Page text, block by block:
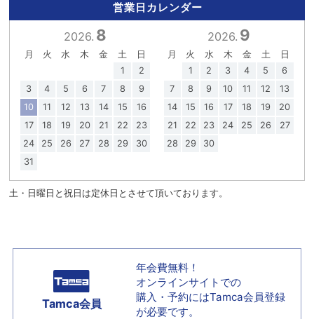
営業日カレンダー
2026. 8
月 火 水 木 金 土
日
1
2
3
4 5 6 7 8
9
10
11 12 13 14 15
16
17
18 19 20 21 22
23
24
25 26 27 28 29
30
31
2026. 9
月 火 水 木 金 土
日
1
2 3 4 5
6
7
8 9 10 11 12
13
14
15 16 17 18 19
20
21
22 23 24 25 26
27
28
29 30
土・日曜日と祝日は定休日とさせて頂いております。
Tamca会員
年会費無料！
オンラインサイトでの
購入・予約にはTamca会員登録
が必要です。